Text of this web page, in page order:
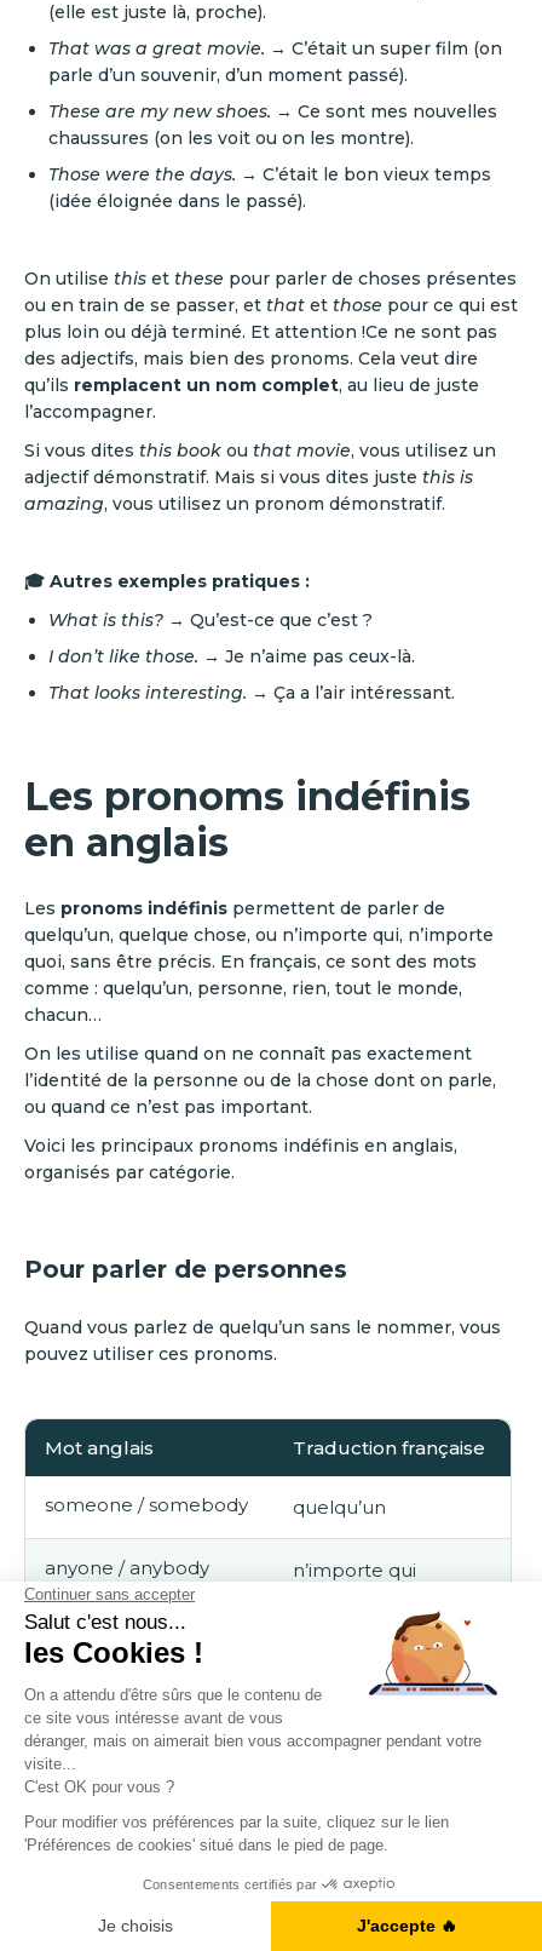
(elle est juste là, proche).
That was a great movie. → C’était un super film (on
parle d’un souvenir, d’un moment passé).
These are my new shoes. → Ce sont mes nouvelles
chaussures (on les voit ou on les montre).
Those were the days. → C’était le bon vieux temps
(idée éloignée dans le passé).
On utilise this et these pour parler de choses présentes
ou en train de se passer, et that et those pour ce qui est
plus loin ou déjà terminé. Et attention !Ce ne sont pas
des adjectifs, mais bien des pronoms. Cela veut dire
qu’ils remplacent un nom complet, au lieu de juste
l’accompagner.
Si vous dites this book ou that movie, vous utilisez un
adjectif démonstratif. Mais si vous dites juste this is
amazing, vous utilisez un pronom démonstratif.
🎓 Autres exemples pratiques :
What is this? → Qu’est-ce que c’est ?
I don’t like those. → Je n’aime pas ceux-là.
That looks interesting. → Ça a l’air intéressant.
Les pronoms indéfinis
en anglais
Les pronoms indéfinis permettent de parler de
quelqu’un, quelque chose, ou n’importe qui, n’importe
quoi, sans être précis. En français, ce sont des mots
comme : quelqu’un, personne, rien, tout le monde,
chacun…
On les utilise quand on ne connaît pas exactement
l’identité de la personne ou de la chose dont on parle,
ou quand ce n’est pas important.
Voici les principaux pronoms indéfinis en anglais,
organisés par catégorie.
Pour parler de personnes
Quand vous parlez de quelqu’un sans le nommer, vous
pouvez utiliser ces pronoms.
Mot anglais Traduction française
someone / somebody quelqu’un
anyone / anybody n’importe qui
no one / nobody
everyone / everybody tout le monde
Les formes en - one
bodyest un peu plus courant à l’oral.
A1, B2, C1... Vous en êtes où ?
Je fais le test